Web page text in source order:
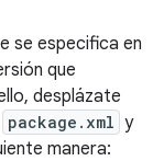
se especifica en
que
desplázate
package.xml y
manera: